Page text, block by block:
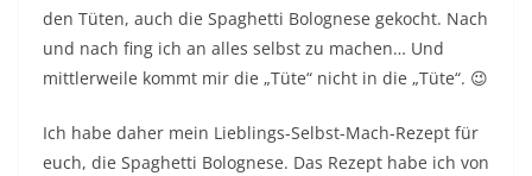
den Tüten, auch die Spaghetti Bolognese gekocht. Nach
und nach fing ich an alles selbst zu machen… Und
mittlerweile kommt mir die „Tüte“ nicht in die „Tüte“. 😉
Ich habe daher mein Lieblings-Selbst-Mach-Rezept für
euch, die Spaghetti Bolognese. Das Rezept habe ich von